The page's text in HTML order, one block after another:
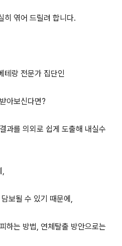
히 엮어 드릴려 합니다.
테랑 전문가 집단인
아보신다면?
과를 의외로 쉽게 도출해 내실수
,
보될 수 있기 때문에,
하는 방법, 연체탈출 방안으로는